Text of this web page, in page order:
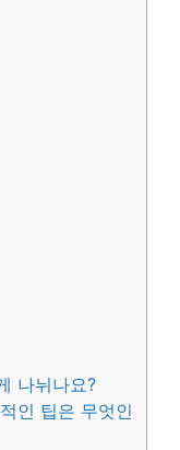
나뉘나요?
인 팁은 무엇인